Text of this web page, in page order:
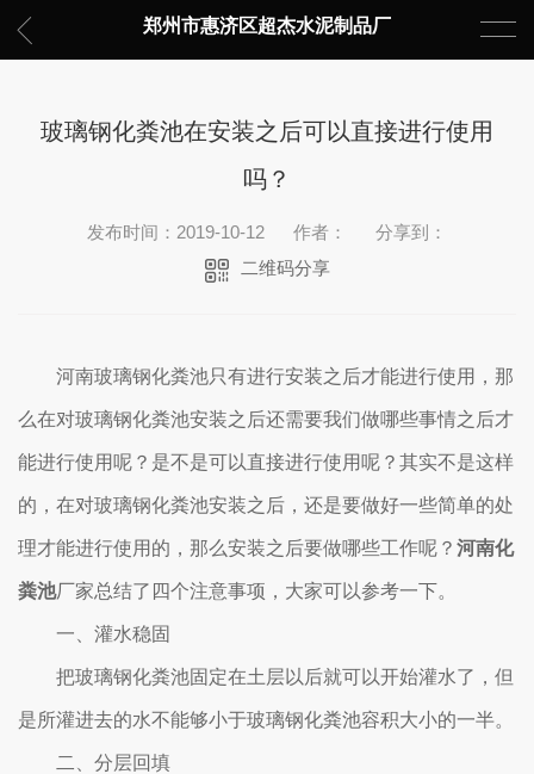
郑州市惠济区超杰水泥制品厂
玻璃钢化粪池在安装之后可以直接进行使用
吗？
发布时间：2019-10-12 作者：
分享到：
二维码分享
河南玻璃钢化粪池只有进行安装之后才能进行使用，那
么在对玻璃钢化粪池安装之后还需要我们做哪些事情之后才
能进行使用呢？是不是可以直接进行使用呢？其实不是这样
的，在对玻璃钢化粪池安装之后，还是要做好一些简单的处
理才能进行使用的，那么安装之后要做哪些工作呢？ 河南化
粪池厂家总结了四个注意事项，大家可以参考一下。
一、灌水稳固
把玻璃钢化粪池固定在土层以后就可以开始灌水了，但
是所灌进去的水不能够小于玻璃钢化粪池容积大小的一半。
二、分层回填